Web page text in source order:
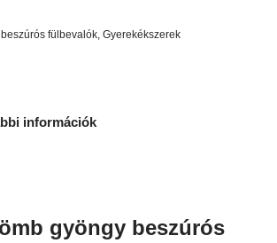
fülbevalók, Gyerekékszerek
információk
gyöngy beszúrós